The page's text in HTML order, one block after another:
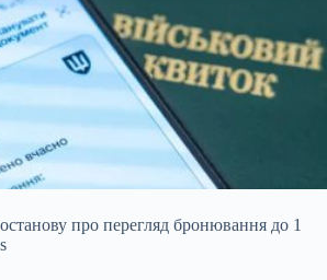
про перегляд бронювання до 1